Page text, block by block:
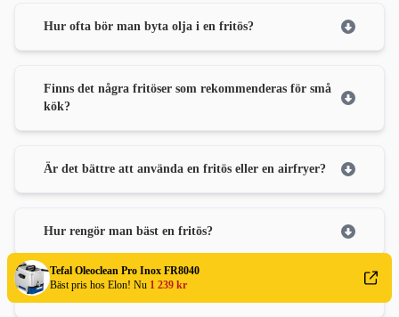
Tefal Oleoclean Pro Inox FR8040
Bäst pris hos Elon! Nu 1 239 kr
Hur ofta bör man byta olja i en fritös?
Finns det några fritöser som rekommenderas för små
kök?
Är det bättre att använda en fritös eller en airfryer?
Hur rengör man bäst en fritös?
Vad är fördelarna med en digital timer på en fritös?